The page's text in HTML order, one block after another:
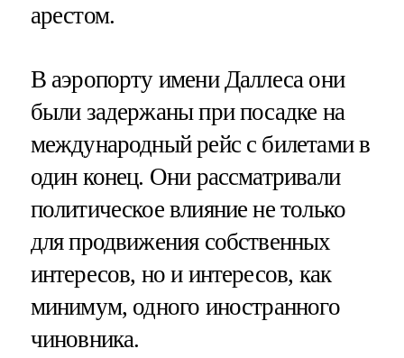
арестом.
В аэропорту имени Даллеса они
были задержаны при посадке на
международный рейс с билетами в
один конец. Они рассматривали
политическое влияние не только
для продвижения собственных
интересов, но и интересов, как
минимум, одного иностранного
чиновника.